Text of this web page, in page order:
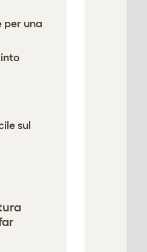
per una
sul